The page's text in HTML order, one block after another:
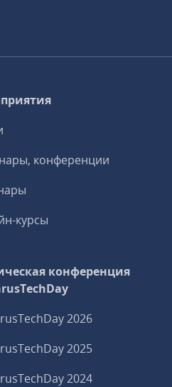
конференции
курсы
конференция
2026
2025
2024